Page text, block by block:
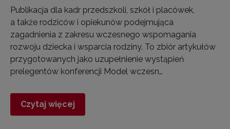
Publikacja dla kadr przedszkoli, szkół i placówek,
a także rodziców i opiekunów podejmująca
zagadnienia z zakresu wczesnego wspomagania
rozwoju dziecka i wsparcia rodziny. To zbiór artykułów
przygotowanych jako uzupełnienie wystąpień
prelegentów konferencji Model wczesn…
Czytaj więcej